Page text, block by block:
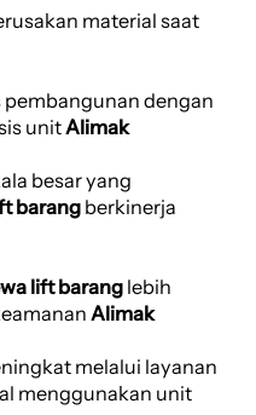
material saat
dengan
unitAlimak
besar yang
barang berkinerja
lift barang lebih
Alimak
melalui layanan
menggunakan unit